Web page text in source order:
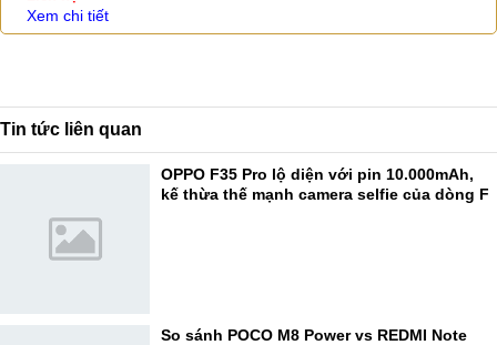
Xem chi tiết
Tin tức liên quan
OPPO F35 Pro lộ diện với pin 10.000mAh,
kế thừa thế mạnh camera selfie của dòng F
So sánh POCO M8 Power vs REDMI Note